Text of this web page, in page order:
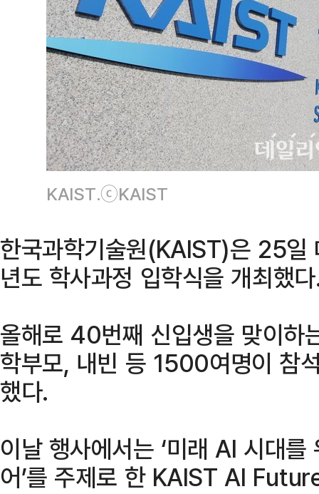
KAIST.ⓒKAIST
한국과학기술원(KAIST)은 25
년도 학사과정 입학식을 개최했
올해로 40번째 신입생을 맞이하
학부모, 내빈 등 1500여명이 참
했다.
이날 행사에서는 ‘미래 AI 시대
어’를 주제로 한 KAIST AI